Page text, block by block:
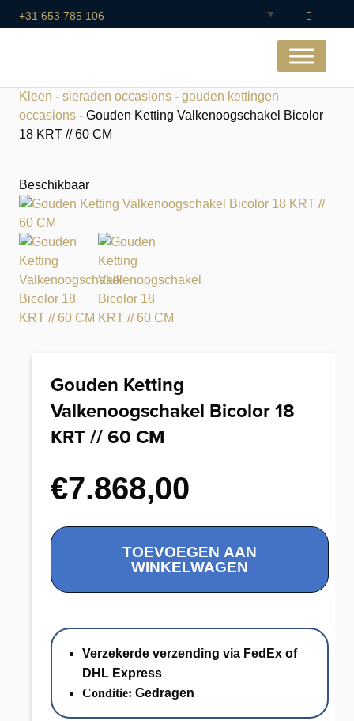
+31 653 785 106
Kleen - sieraden occasions - gouden kettingen
occasions - Gouden Ketting Valkenoogschakel Bicolor
18 KRT // 60 CM
Beschikbaar
Gouden Ketting
Valkenoogschakel Bicolor 18
KRT // 60 CM
€7.868,00
Gouden
Valkenoogschakel
Bicolor
KRT
aantal
TOEVOEGEN AAN
WINKELWAGEN
Verzekerde verzending via FedEx of
DHL Express
Conditie: Gedragen